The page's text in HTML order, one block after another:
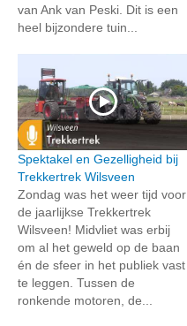
van Ank van Peski. Dit is een
heel bijzondere tuin...
Spektakel en Gezelligheid bij
Trekkertrek Wilsveen
Zondag was het weer tijd voor
de jaarlijkse Trekkertrek
Wilsveen! Midvliet was erbij
om al het geweld op de baan
én de sfeer in het publiek vast
te leggen. Tussen de
ronkende motoren, de...